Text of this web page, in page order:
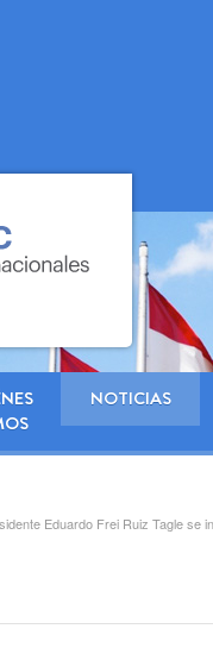
NOTICIAS
Eduardo Frei Ruiz Tagle se